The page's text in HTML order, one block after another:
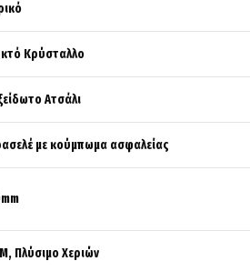
Κρύσταλλο
Ατσάλι
με κούμπωμα ασφαλείας
Πλύσιμο Χεριών